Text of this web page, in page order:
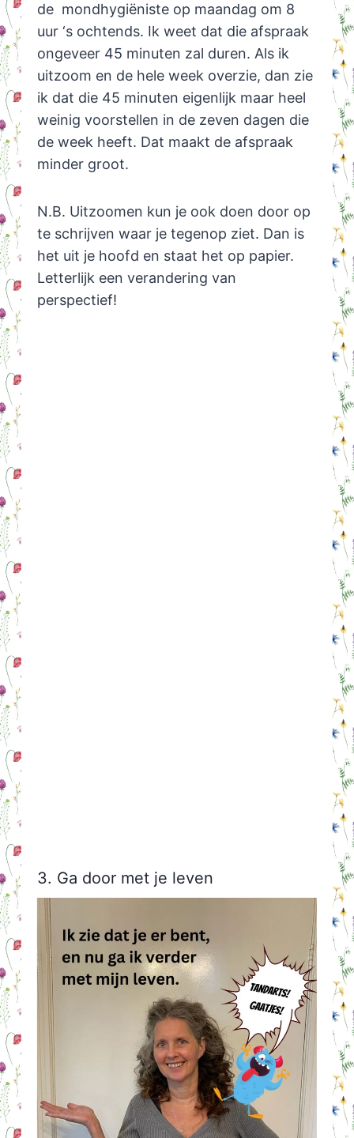
de mondhygiëniste op maandag om 8
uur ‘s ochtends. Ik weet dat die afspraak
ongeveer 45 minuten zal duren. Als ik
uitzoom en de hele week overzie, dan zie
ik dat die 45 minuten eigenlijk maar heel
weinig voorstellen in de zeven dagen die
de week heeft. Dat maakt de afspraak
minder groot.
N.B. Uitzoomen kun je ook doen door op
te schrijven waar je tegenop ziet. Dan is
het uit je hoofd en staat het op papier.
Letterlijk een verandering van
perspectief!
3. Ga door met je leven